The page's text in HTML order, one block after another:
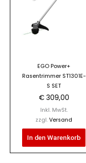
EGO Power+
Rasentrimmer ST1301E-
S SET
€309,00
Inkl. MwSt.
zzgl. Versand
In den Warenkorb